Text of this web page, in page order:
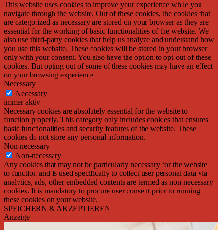
This website uses cookies to improve your experience while you
navigate through the website. Out of these cookies, the cookies that
are categorized as necessary are stored on your browser as they are
essential for the working of basic functionalities of the website. We
also use third-party cookies that help us analyze and understand how
you use this website. These cookies will be stored in your browser
only with your consent. You also have the option to opt-out of these
cookies. But opting out of some of these cookies may have an effect
on your browsing experience.
Necessary
Necessary
immer aktiv
Necessary cookies are absolutely essential for the website to
function properly. This category only includes cookies that ensures
basic functionalities and security features of the website. These
cookies do not store any personal information.
Non-necessary
Non-necessary
Any cookies that may not be particularly necessary for the website
to function and is used specifically to collect user personal data via
analytics, ads, other embedded contents are termed as non-necessary
cookies. It is mandatory to procure user consent prior to running
these cookies on your website.
SPEICHERN & AKZEPTIEREN
Anzeige